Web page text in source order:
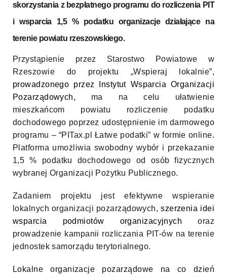
skorzystania z bezpłatnego programu do rozliczenia PIT
i wsparcia 1,5 % podatku organizacje działające na
terenie powiatu rzeszowskiego.
Przystąpienie przez Starostwo Powiatowe w
Rzeszowie do projektu „Wspieraj lokalnie”,
prowadzonego przez
Instytut Wsparcia Organizacji
Pozarządowych,
ma na celu ułatwienie
mieszkańcom powiatu rozliczenie podatku
dochodowego poprzez udostępnienie im darmowego
programu – “PITax.pl Łatwe podatki” w formie online.
Platforma umożliwia swobodny wybór i przekazanie
1,5 % podatku dochodowego od osób fizycznych
wybranej Organizacji Pożytku Publicznego.
Zadaniem projektu jest efektywne wspieranie
lokalnych organizacji pozarządowych,szerzenia idei
wsparcia podmiotów organizacyjnychoraz
prowadzenie kampanii rozliczania PIT-ów na terenie
jednostek samorządu terytorialnego.
Lokalne organizacje pozarządowe na co dzień